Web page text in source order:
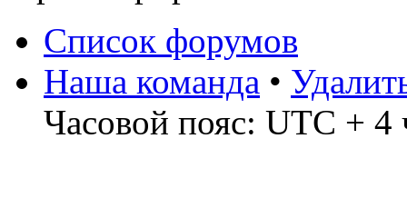
Список форумов
Наша команда •
Часовой пояс: UTC + 4